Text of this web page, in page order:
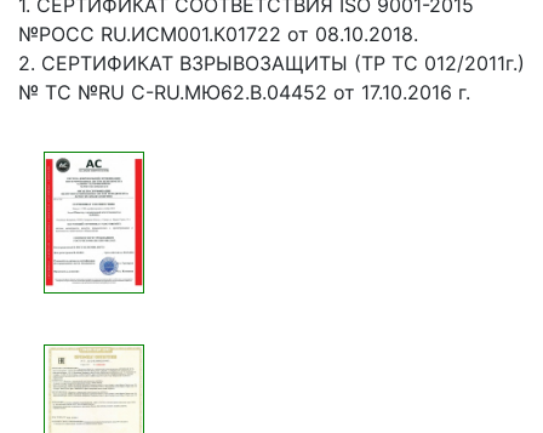
1. СЕРТИФИКАТ СООТВЕТСТВИЯ ISO 9001-2015
№РОСС RU.ИСМ001.К01722 от 08.10.2018.
2. СЕРТИФИКАТ ВЗРЫВОЗАЩИТЫ (ТР ТС 012/2011г.)
№ ТС №RU C-RU.МЮ62.В.04452 от 17.10.2016 г.